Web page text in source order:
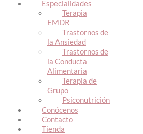
Especialidades
Terapia
EMDR
Trastornos de
la Ansiedad
Trastornos de
la Conducta
Alimentaria
Terapia de
Grupo
Psiconutrición
Conócenos
Contacto
Tienda